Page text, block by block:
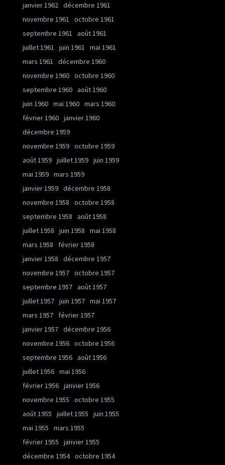
janvier 1962 décembre 1961
novembre 1961
octobre 1961
septembre 1961
août 1961
juillet 1961
juin 1961
mai 1961
mars 1961
décembre 1960
novembre 1960 octobre 1960
septembre 1960 août 1960
juin 1960 mai 1960 mars 1960
février 1960 janvier 1960
décembre 1959
novembre 1959 octobre 1959
août 1959 juillet 1959 juin 1959
mai 1959 mars 1959
janvier 1959 décembre 1958
novembre 1958
octobre 1958
septembre 1958
août 1958
juillet 1958
juin 1958
mai 1958
mars 1958
février 1958
janvier 1958
décembre 1957
novembre 1957 octobre 1957
septembre 1957 août 1957
juillet 1957 juin 1957 mai 1957
mars 1957
février 1957
janvier 1957 décembre 1956
novembre 1956 octobre 1956
septembre 1956 août 1956
juillet 1956 mai 1956
février 1956 janvier 1956
novembre 1955
octobre 1955
août 1955
juillet 1955
juin 1955
mai 1955
mars 1955
février 1955
janvier 1955
décembre 1954 octobre 1954